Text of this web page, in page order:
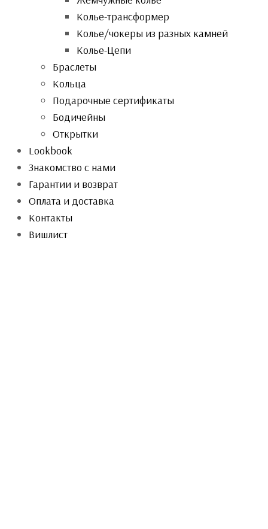
Колье-трансформер
Колье/чокеры из разных камней
Колье-Цепи
Браслеты
Кольца
Подарочные сертификаты
Бодичейны
Открытки
Lookbook
Знакомство с нами
Гарантии и возврат
Оплата и доставка
Контакты
Вишлист